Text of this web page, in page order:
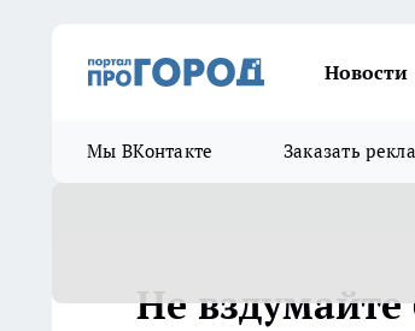
Новости
Мы ВКонтакте Заказать
Не